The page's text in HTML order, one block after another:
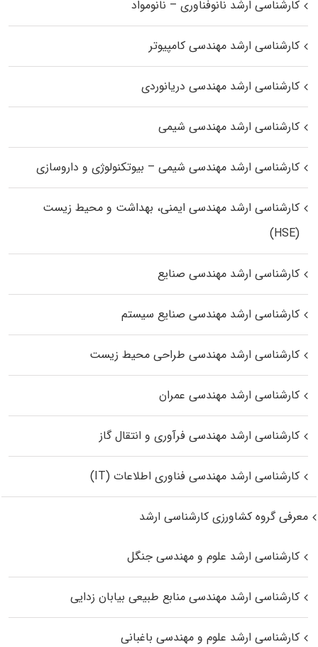
کارشناسی ارشد نانوفناوری – نانومواد
کارشناسی ارشد مهندسی کامپیوتر
کارشناسی ارشد مهندسی دریانوردی
کارشناسی ارشد مهندسی شیمی
کارشناسی ارشد مهندسی شیمی – بیوتکنولوژی و داروسازی
کارشناسی ارشد مهندسی ایمنی، بهداشت و محیط زیست
(HSE)
کارشناسی ارشد مهندسی صنایع
کارشناسی ارشد مهندسی صنایع سیستم
کارشناسی ارشد مهندسی طراحی محیط زیست
کارشناسی ارشد مهندسی عمران
کارشناسی ارشد مهندسی فرآوری و انتقال گاز
کارشناسی ارشد مهندسی فناوری اطلاعات (IT)
معرفی گروه کشاورزی کارشناسی ارشد
کارشناسی ارشد علوم و مهندسی جنگل
کارشناسی ارشد مهندسی منابع طبیعی بیابان زدایی
کارشناسی ارشد علوم و مهندسی باغبانی